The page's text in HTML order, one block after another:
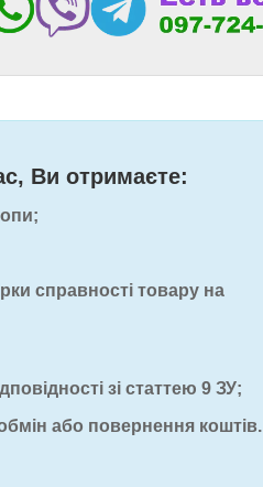
Ви отримаєте:
справності товару на
зі статтею 9 ЗУ;
або повернення коштів.